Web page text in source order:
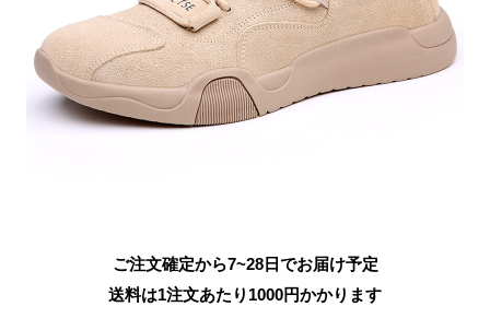
ご注文確定から7~28日でお届け予定
送料は1注文あたり 1000円かかります